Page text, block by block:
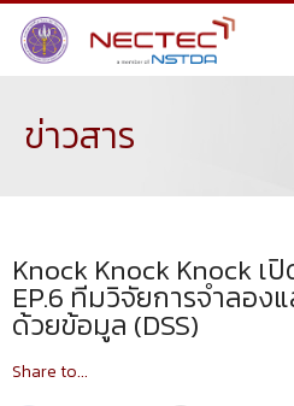
ข่าวสาร
Knock Knock Knock เ
EP.6 ทีมวิจัยการจำลอง
ด้วยข้อมูล (DSS)
Share to...